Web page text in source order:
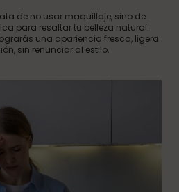
de no usar maquillaje, sino de
para resaltar tu belleza natural.
una apariencia fresca, ligera
sin renunciar al estilo.